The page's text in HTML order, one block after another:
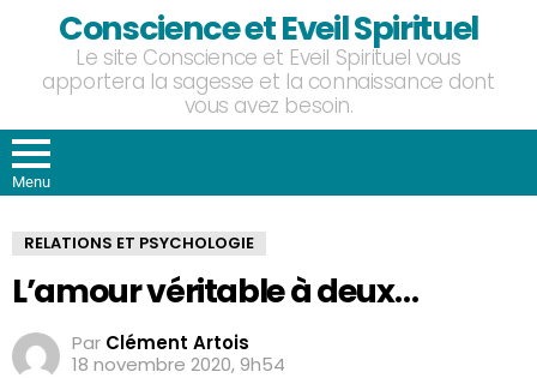
Conscience et Eveil Spirituel
Le site Conscience et Eveil Spirituel vous
apportera la sagesse et la connaissance dont
vous avez besoin.
Menu
RELATIONS ET PSYCHOLOGIE
L’amour véritable à deux…
Par Clément Artois
18 novembre 2020, 9h54